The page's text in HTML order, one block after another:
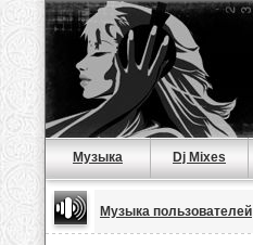
Музыка Dj Mixes
Музыка пользователей